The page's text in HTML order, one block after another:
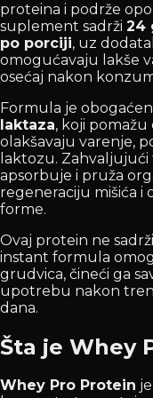
proteina i podrže
suplement sadrži 24
po porciji, uz
omogućavaju lakše
osećaj nakon
Formula je
laktaza, koji
olakšavaju varenje,
laktozu.
apsorbuje i pruža
regeneraciju mišića i
forme.
Ovaj protein ne sadrži
instant formula
grudvica, čineći ga
upotrebu nakon
dana.
Šta je Whey
Whey Pro Protein